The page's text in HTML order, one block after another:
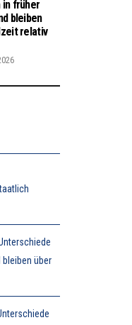
früher
bleiben
relativ
über